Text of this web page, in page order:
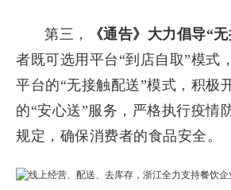
第三， 《通告》大力倡导“无
者既可选用平台“到店自取”模式
平台的“无接触配送”模式，积极
的“安心送”服务，严格执行疫情
规定，确保消费者的食品安全。